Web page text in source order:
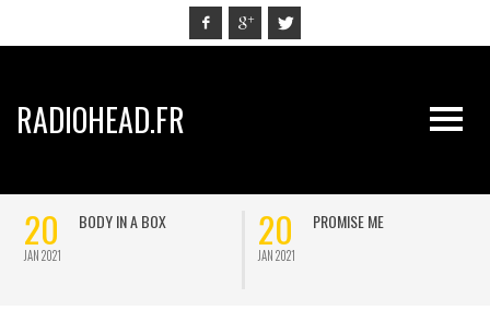
RADIOHEAD.FR
20
JAN 2021
BODY IN A BOX 20
JAN 2021
PROMISE ME